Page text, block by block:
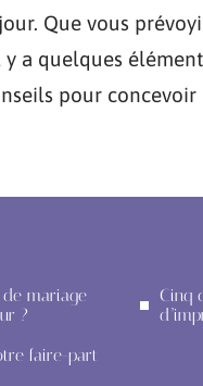
Que vous
a quelques
pour
mariage
?
faire-part
Cinq